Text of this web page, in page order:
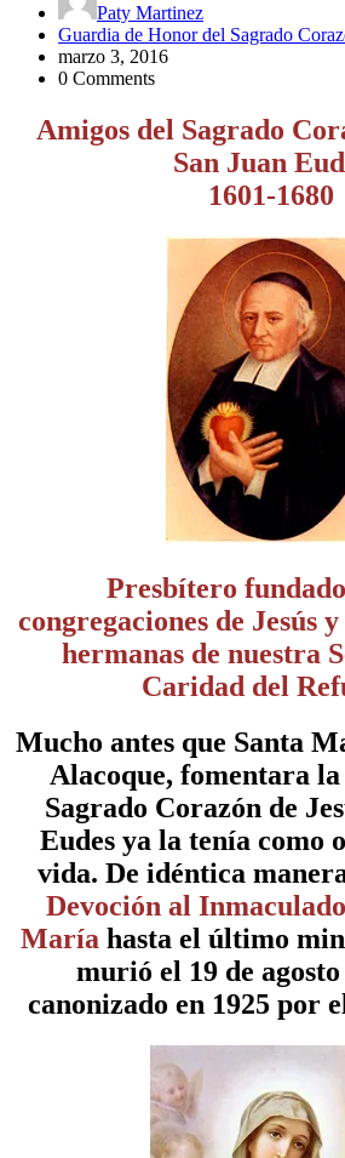
Paty Martinez
Guardia de Honor del Sagrado
marzo 3, 2016
0 Comments
Amigos del Sagrado
San Juan
1601-1680
Presbítero
congregaciones de Jesús
hermanas de nuestra
Caridad del
Mucho antes que Santa
Alacoque, fomentara
Sagrado Corazón de
Eudes ya la tenía como
vida. De idéntica
Devoción al
Maríahasta el último
murió el 19 de agosto
canonizado en 1925 por